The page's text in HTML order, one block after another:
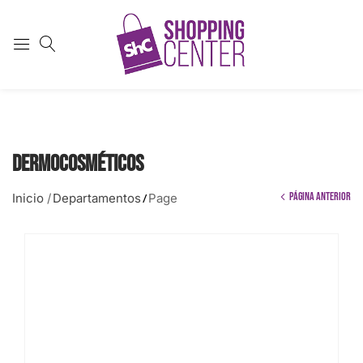
Dermocosméticos
Inicio /Departamentos/Page Página anterior